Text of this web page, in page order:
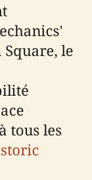
le
tous les